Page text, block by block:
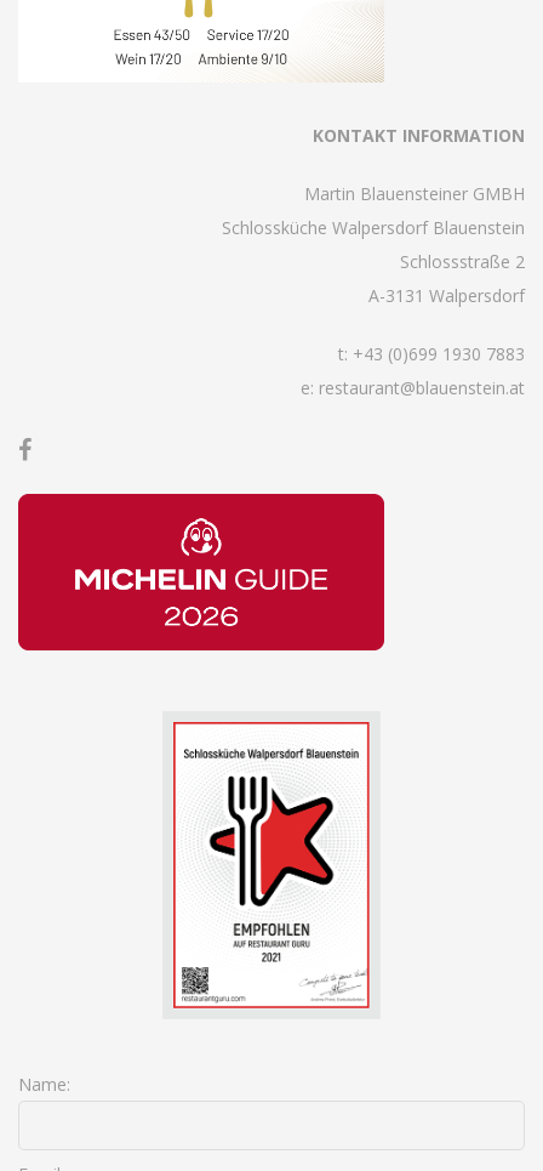
KONTAKT INFORMATION
Martin Blauensteiner GMBH
Schlossküche Walpersdorf Blauenstein
Schlossstraße 2
A-3131 Walpersdorf
t: +43 (0)699 1930 7883
e: restaurant@blauenstein.at
Name: